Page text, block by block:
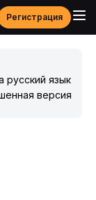
Регистрация
русский язык
версия